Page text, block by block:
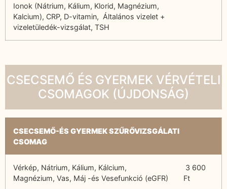
Ionok (Nátrium, Kálium, Klorid, Magnézium,
Kalcium), CRP, D-vitamin, Általános vizelet +
vizeletüledék-vizsgálat, TSH
CSECSEMŐ ÉS GYERMEK VÉRVÉTELI
CSOMAGOK (ÚJDONSÁG)
CSECSEMŐ-ÉS GYERMEK SZŰRŐVIZSGÁLATI
CSOMAG
Vérkép, Nátrium, Kálium, Kálcium,
Magnézium, Vas, Máj -és Vesefunkció (eGFR)
3 600
Ft